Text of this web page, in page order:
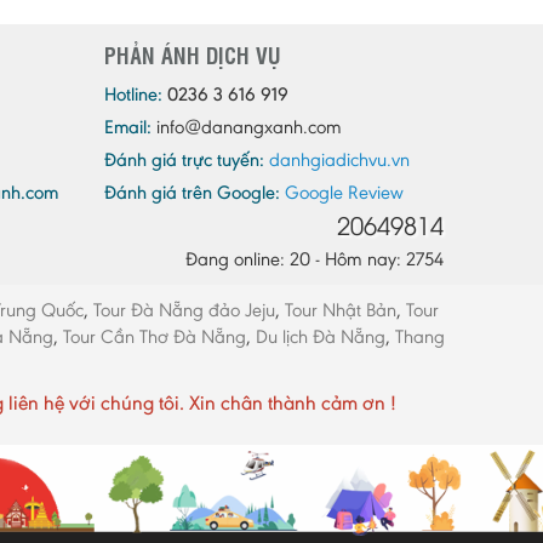
Quảng Trị
Sóc Trăng
Sơn La
Tây Ninh
Thái Bình
Thanh Hóa
Trà Vinh
Vĩnh Long
Vĩnh Phúc
PHẢN ÁNH DỊCH VỤ
Hotline: 0236 3 616 919
Email: info@danangxanh.com
Đánh giá trực tuyến: danhgiadichvu.vn
Đánh giá trên Google: Google Review
20649814
Đang online: 20 - Hôm nay: 2754
Quốc, Tour Đà Nẵng đảo Jeju, Tour Nhật Bản, Tour
Nẵng, Tour Cần Thơ Đà Nẵng, Du lịch Đà Nẵng, Thang
hệ với chúng tôi. Xin chân thành cảm ơn !